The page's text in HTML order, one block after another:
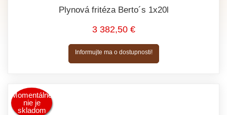
Plynová fritéza Berto´s 1x20l
3 382,50 €
Informujte ma o dostupnosti!
Momentálne
nie je
skladom